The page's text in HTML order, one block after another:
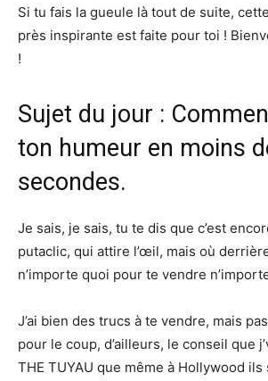
Si tu fais la gueule là tout de suite,
près inspirante est faite pour toi !
!
Sujet du jour :
ton humeur en moins
secondes.
Je sais, je sais, tu te dis que c’est
putaclic, qui attire l’œil, mais où
n’importe quoi pour te vendre
J’ai bien des trucs à te vendre, mais
pour le coup, d’ailleurs, le conseil que
THE TUYAU que même à Hollywood ils